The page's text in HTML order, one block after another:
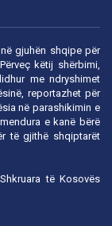
gjuhën shqipe për
këtij shërbimi,
me ndryshimet
reportazhet për
në parashikimin e
e kanë bërë
të gjithë shqiptarët
të Kosovës